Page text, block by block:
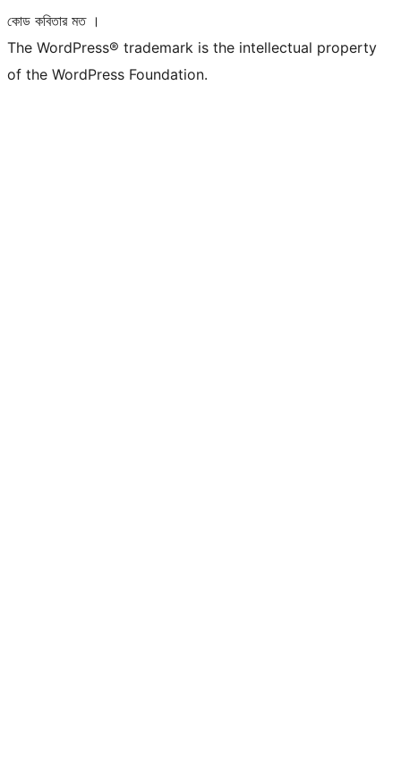
কোড কবিতার মত ।
The WordPress® trademark is the intellectual property
of the WordPress Foundation.